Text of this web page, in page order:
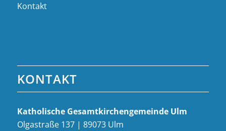
Kontakt
KONTAKT
Katholische Gesamt­kirchen­gemeinde Ulm
Olgastraße 137 | 89073 Ulm